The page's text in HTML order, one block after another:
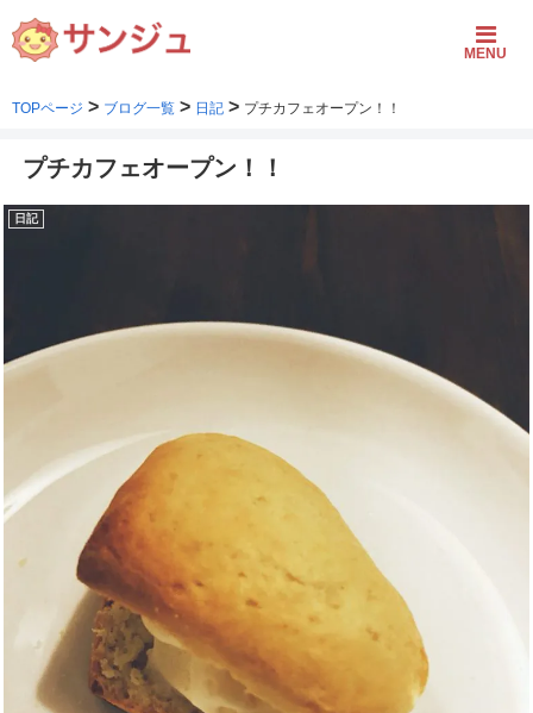
MENU
TOPページ > ブログ一覧 > 日記 > プチカフェオープン！！
プチカフェオープン！！
日記